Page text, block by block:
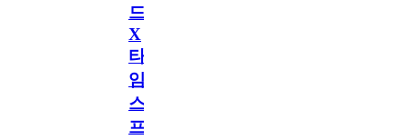
드
X
타
임
스
프